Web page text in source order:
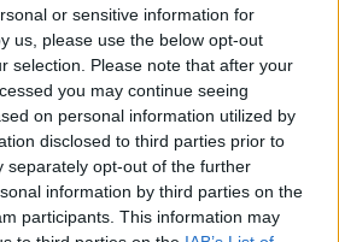
or sensitive information for
us, please use the below opt-out
selection. Please note that after your
you may continue seeing
on personal information utilized by
disclosed to third parties prior to
separately opt-out of the further
information by third parties on the
participants. This information may